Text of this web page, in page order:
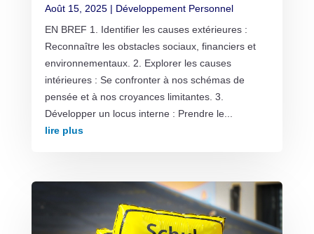
Août 15, 2025| Développement Personnel
EN BREF 1. Identifier les causes extérieures :
Reconnaître les obstacles sociaux, financiers et
environnementaux. 2. Explorer les causes
intérieures : Se confronter à nos schémas de
pensée et à nos croyances limitantes. 3.
Développer un locus interne : Prendre le...
lire plus